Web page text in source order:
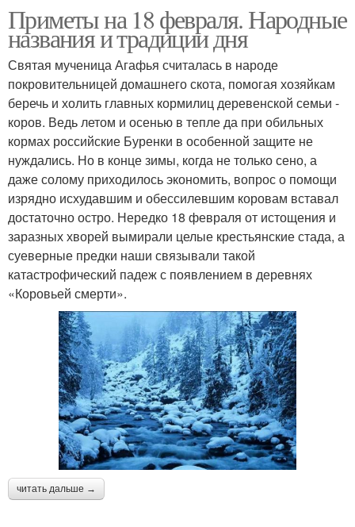
Приметы на 18 февраля. Народные
названия и традиции дня
Святая мученица Агафья считалась в народе
покровительницей домашнего скота, помогая хозяйкам
беречь и холить главных кормилиц деревенской семьи -
коров. Ведь летом и осенью в тепле да при обильных
кормах российские Буренки в особенной защите не
нуждались. Но в конце зимы, когда не только сено, а
даже солому приходилось экономить, вопрос о помощи
изрядно исхудавшим и обессилевшим коровам вставал
достаточно остро. Нередко 18 февраля от истощения и
заразных хворей вымирали целые крестьянские стада, а
суеверные предки наши связывали такой
катастрофический падеж с появлением в деревнях
«Коровьей смерти».
читать дальше →